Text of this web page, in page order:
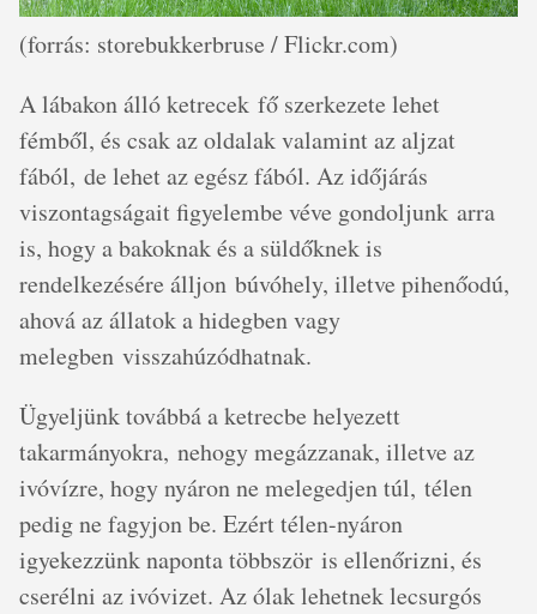
(forrás: storebukkerbruse / Flickr.com)
A lábakon álló ketrecek fő szerkezete lehet
fémből, és csak az oldalak valamint az aljzat
fából, de lehet az egész fából. Az időjárás
viszontagságait figyelembe véve gondoljunk arra
is, hogy a bakoknak és a süldőknek is
rendelkezésére álljon búvóhely, illetve pihenőodú,
ahová az állatok a hidegben vagy
melegben visszahúzódhatnak.
Ügyeljünk továbbá a ketrecbe helyezett
takarmányokra, nehogy megázzanak, illetve az
ivóvízre, hogy nyáron ne melegedjen túl, télen
pedig ne fagyjon be. Ezért télen-nyáron
igyekezzünk naponta többször is ellenőrizni, és
cserélni az ivóvizet. Az ólak lehetnek lecsurgós